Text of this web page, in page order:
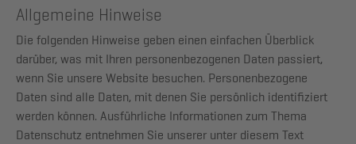
Allgemeine Hinweise
Die folgenden Hinweise geben einen einfachen Überblick
darüber, was mit Ihren personenbezogenen Daten passiert,
wenn Sie unsere Website besuchen. Personenbezogene
Daten sind alle Daten, mit denen Sie persönlich identifiziert
werden können. Ausführliche Informationen zum Thema
Datenschutz entnehmen Sie unserer unter diesem Text